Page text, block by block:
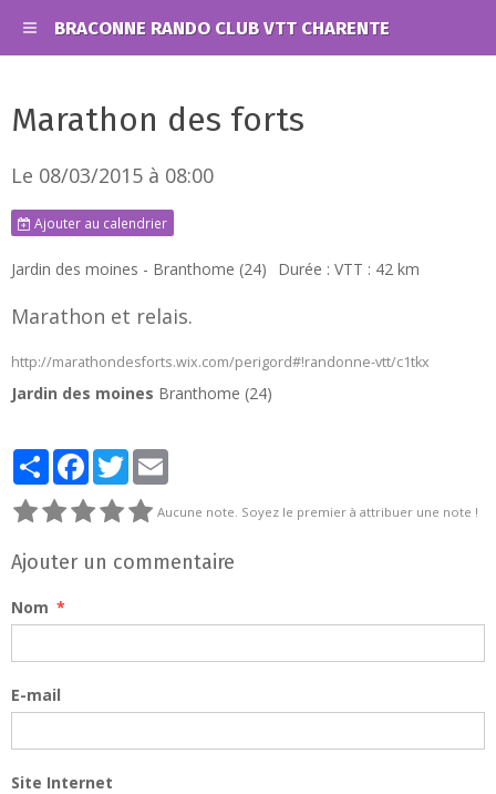
BRACONNE RANDO CLUB VTT CHARENTE
Marathon des forts
Le 08/03/2015 à 08:00
Ajouter au calendrier
Jardin des moines - Branthome (24) Durée : VTT : 42 km
Marathon et relais.
http://marathondesforts.wix.com/perigord#!randonne-vtt/c1tkx
Jardin des moines Branthome (24)
PartagerFacebook
Twitter
Aucune note. Soyez le premier à attribuer une note !
Ajouter un commentaire
Nom
E-mail
Site Internet